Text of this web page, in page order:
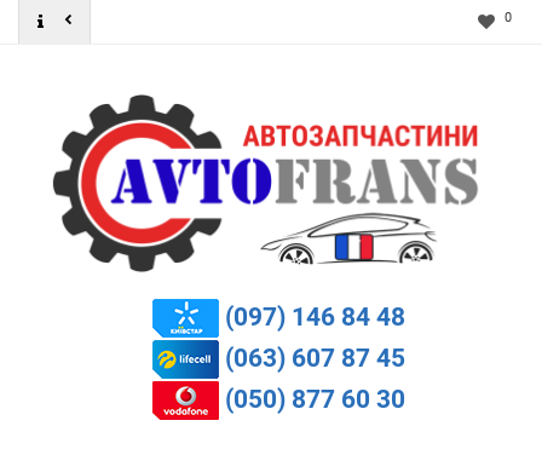
0
(097) 146 84 48
(063) 607 87 45
(050) 877 60 30